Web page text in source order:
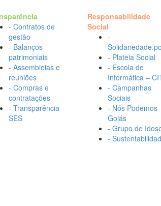
- Contratos de
gestão
- Balanços
patrimoniais
- Assembleias e
reuniões
- Compras e
contratações
- Transparência
SES
Responsabilidade
Social
-
- Plateia Social
- Escola de
Informática –
- Campanhas
Sociais
- Nós Podemos
Goiás
- Grupo de
-